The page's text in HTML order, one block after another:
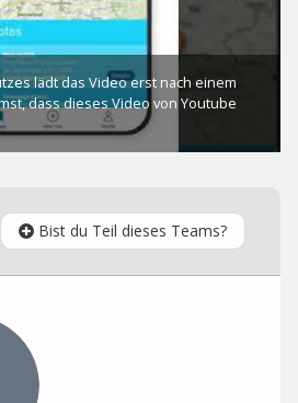
Bist du Teil dieses Teams?